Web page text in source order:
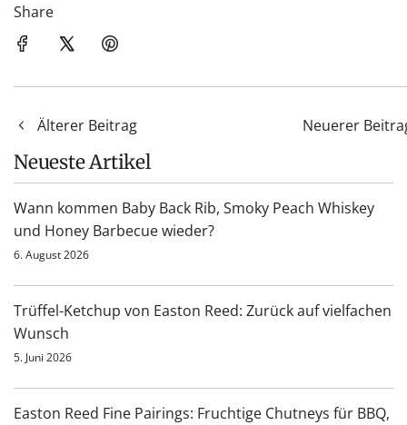
Share
Älterer Beitrag Neuerer
Neueste Artikel
Wann kommen Baby Back Rib, Smoky Peach Whiskey
und Honey Barbecue wieder?
6. August 2026
Trüffel-Ketchup von Easton Reed: Zurück auf vielfachen
Wunsch
5. Juni 2026
Easton Reed Fine Pairings: Fruchtige Chutneys für BBQ,